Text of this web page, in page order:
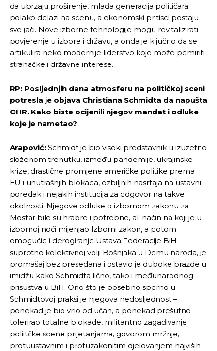
da ubrzaju proširenje, mlađa generacija političara
polako dolazi na scenu, a ekonomski pritisci postaju
sve jači. Nove izborne tehnologije mogu revitalizirati
povjerenje u izbore i državu, a onda je ključno da se
artikulira neko modernije liderstvo koje može pomiriti
stranačke i državne interese.
RP: Posljednjih dana atmosferu na političkoj sceni
potresla je objava Christiana Schmidta da napušta
OHR. Kako biste ocijenili njegov mandat i odluke
koje je nametao?
Arapović: Schmidt je bio visoki predstavnik u izuzetno
složenom trenutku, između pandemije, ukrajinske
krize, drastične promjene američke politike prema
EU i unutrašnjih blokada, ozbiljnih nasrtaja na ustavni
poredak i nejakih institucija za odgovor na takve
okolnosti. Njegove odluke o izbornom zakonu za
Mostar bile su hrabre i potrebne, ali način na koji je u
izbornoj noći mijenjao Izborni zakon, a potom
omogućio i derogiranje Ustava Federacije BiH
suprotno kolektivnoj volji Bošnjaka u Domu naroda, je
promašaj bez presedana i ostavio je duboke brazde u
imidžu kako Schmidta lično, tako i međunarodnog
prisustva u BiH. Ono što je posebno sporno u
Schmidtovoj praksi je njegova nedosljednost –
ponekad je bio vrlo odlučan, a ponekad prešutno
tolerirao totalne blokade, militantno zagađivanje
poliitčke scene prijetanjama, govorom mržnje,
protuustavnim i protuzakonitim djelovanjem najviših